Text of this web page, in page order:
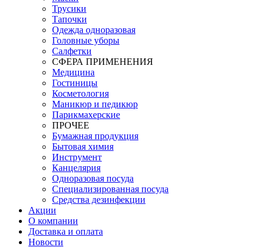
Трусики
Тапочки
Одежда одноразовая
Головные уборы
Салфетки
СФЕРА ПРИМЕНЕНИЯ
Медицина
Гостиницы
Косметология
Маникюр и педикюр
Парикмахерские
ПРОЧЕЕ
Бумажная продукция
Бытовая химия
Инструмент
Канцелярия
Одноразовая посуда
Специализированная посуда
Средства дезинфекции
Акции
О компании
Доставка и оплата
Новости